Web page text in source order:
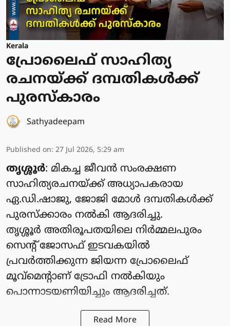
Kerala
പ്രോലൈഫ് സാഹിത്യ
രചനയ്ക്ക് ദമ്പതികൾക്ക്
പുരസ്‌കാരം
Sathyadeepam
Published on: 27 Jul 2026, 5:29 am
തൃശ്ശൂർ: മികച്ച ജീവൻ സംരക്ഷണ
സാഹിത്യരചനയ്ക്ക് അധ്യാപകരായ
ഏ.ഡി.ഷാജു, ജോജി മോൾ ദമ്പതികൾക്ക്
പുരസ്ക്കാരം നൽകി ആദരിച്ചു.
തൃശ്ശൂർ അതിരൂപതയിലെ നിർമ്മലപുരം
സെൻ്റ് ജോസഫ് ഇടവകയിൽ
പ്രവർത്തിക്കുന്ന ജിയന്ന പ്രോലൈഫ്
മൂവ്മെൻ്റാണ് ട്രോഫി നൽകിയും
പൊന്നാടയണിയിച്ചും ആദരിച്ചത്.
Read More